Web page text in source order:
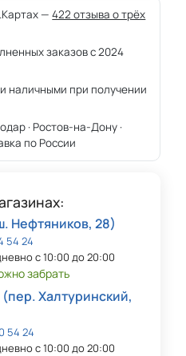
—422 отзыва о трёх
заказов с 2024
наличными при получении
· Ростов-на-Дону ·
по России
Нефтяников, 28)
54 24
с 10:00 до 20:00
забрать
Халтуринский,
54 24
с 10:00 до 20:00